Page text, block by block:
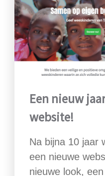
Een nieuw
website!
Na bijna 10 jaar
een nieuwe
nieuwe look,